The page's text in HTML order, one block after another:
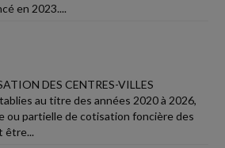
en 2023....
DES CENTRES-VILLES
au titre des années 2020 à 2026,
ou partielle de cotisation foncière des
être...